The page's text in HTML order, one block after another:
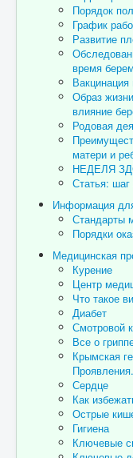
Порядок
График
Развитие
время
Образ
влияние
Родовая
матери и
НЕДЕЛЯ
Статья:
Информация
Стандарты
Порядки
Медицинская
Курение
Центр
Что такое
Диабет
Смотровой
Все о
Крымская
Сердце
Как
Острые
Гигиена
Ключевые